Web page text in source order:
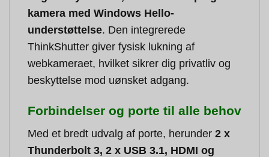
kamera med Windows Hello-
understøttelse. Den integrerede
ThinkShutter giver fysisk lukning af
webkameraet, hvilket sikrer dig privatliv og
beskyttelse mod uønsket adgang.
Forbindelser og porte til alle behov
Med et bredt udvalg af porte, herunder 2 x
Thunderbolt 3, 2 x USB 3.1, HDMI og